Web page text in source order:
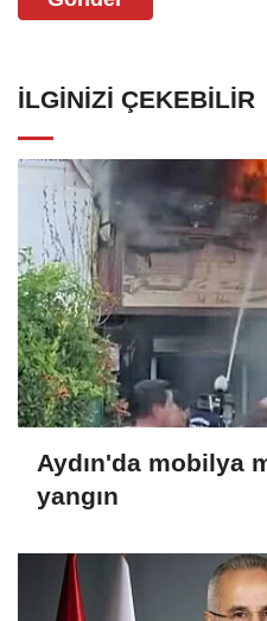
İLGINIZI ÇEKEBILIR
Aydın'da mobilya
yangın